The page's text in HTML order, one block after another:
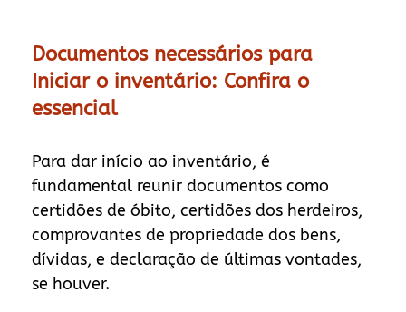
Documentos necessários para
Iniciar o inventário: Confira o
essencial
Para dar início ao inventário, é
fundamental reunir documentos como
certidões de óbito, certidões dos herdeiros,
comprovantes de propriedade dos bens,
dívidas, e declaração de últimas vontades,
se houver.